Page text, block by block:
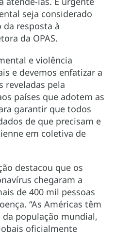
seja considerado
resposta à
da OPAS.
e violência
e devemos enfatizar a
reveladas pela
países que adotem as
garantir que todos
de que precisam e
em coletiva de
destacou que os
chegaram a
de 400 mil pessoas
“As Américas têm
população mundial,
oficialmente